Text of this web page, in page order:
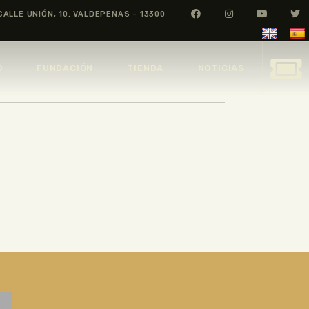
UNIÓN, 10. VALDEPEÑAS - 13300